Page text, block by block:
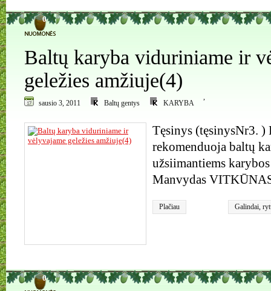
0
Baltų karyba viduriniame ir
geležies amžiuje(4)
sausio 3, 2011 Baltų gentys
,
KARYBA
Tęsinys (tęsinysNr3.
rekomenduoja baltų
užsiimantiems
Manvydas
Plačiau Galindai,
0